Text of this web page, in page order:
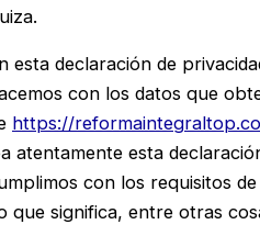
esta declaración de
con los datos que
https://
atentamente esta
con los requisitos
que significa, entre otras